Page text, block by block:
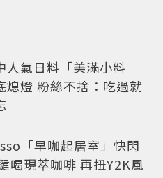
人氣日料「美滿小料
熄燈 粉絲不捨：吃過就
「早咖起居室」快閃
喝現萃咖啡 再扭Y2K風